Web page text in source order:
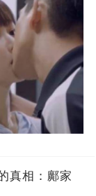
真相：鄺家